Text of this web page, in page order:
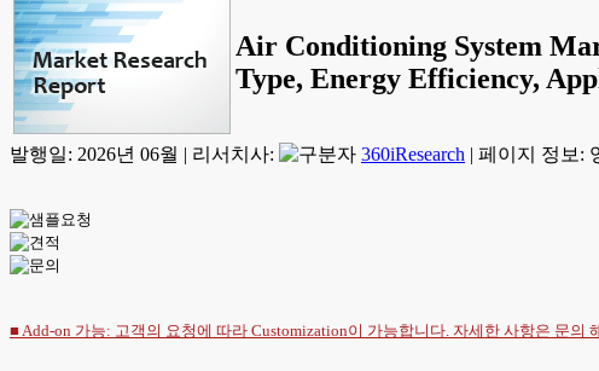
Air Conditioning System
Type, Energy Efficiency,
발행일: 2026년 06월 | 리서치사: 360iResearch | 페이지 정보:
■ Add-on 가능: 고객의 요청에 따라 Customization이 가능합니다. 자세한 사항은 문의